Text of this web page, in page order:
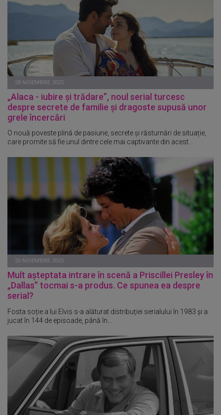
28 NOIEMBRIE 2025
„Alaca - iubire și trădare”, noul serial turcesc
despre secrete de familie și dragoste supusă unor
grele încercări
O nouă poveste plină de pasiune, secrete și răsturnări de situație,
care promite să fie unul dintre cele mai captivante din acest...
26 NOIEMBRIE 2025
Mult așteptata intrare în scenă a Priscillei Presley în
„Dallas” tocmai s-a produs. Ce spunea ea despre
serial?
Fosta soție a lui Elvis s-a alăturat distribuției serialului în 1983 și a
jucat în 144 de episoade, până în...